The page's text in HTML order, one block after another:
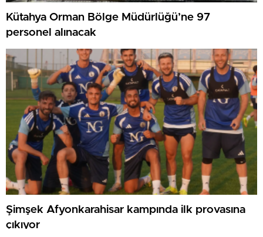
Kütahya Orman Bölge Müdürlüğü’ne 97
personel alınacak
Şimşek Afyonkarahisar kampında ilk provasına
çıkıyor